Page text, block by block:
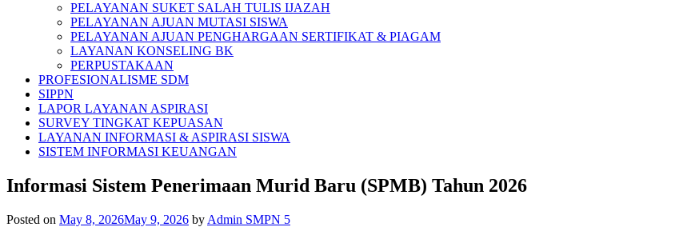
PELAYANAN SUKET SALAH TULIS IJAZAH
PELAYANAN AJUAN MUTASI SISWA
PELAYANAN AJUAN PENGHARGAAN SERTIFIKAT & PIAGAM
LAYANAN KONSELING BK
PERPUSTAKAAN
PROFESIONALISME SDM
SIPPN
LAPOR LAYANAN ASPIRASI
SURVEY TINGKAT KEPUASAN
LAYANAN INFORMASI & ASPIRASI SISWA
SISTEM INFORMASI KEUANGAN
Informasi Sistem Penerimaan Murid Baru (SPMB) Tahun 2026
Posted on May 8, 2026May 9, 2026 by Admin SMPN 5